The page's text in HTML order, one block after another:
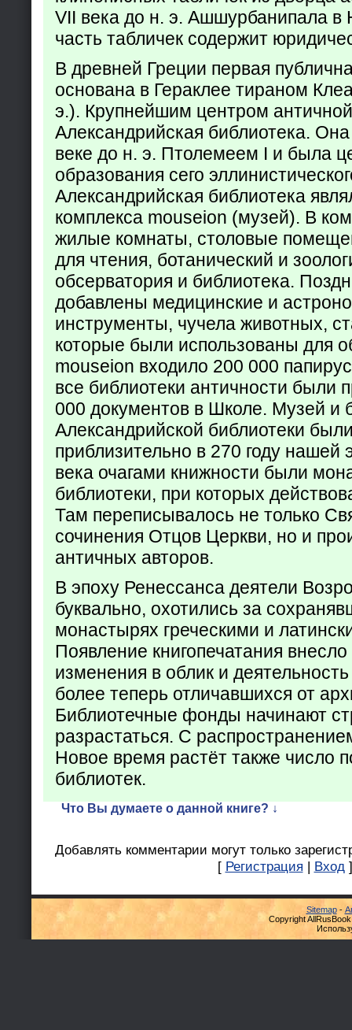
VII века до н. э. Ашшурбанипала в
часть табличек содержит
В древней Греции первая
основана в Гераклее тираном
э.). Крупнейшим центром
Александрийская библиотека.
веке до н. э. Птолемеем I и была
образования сего
Александрийская библиотека
комплекса mouseion (музей). В
жилые комнаты, столовые
для чтения, ботанический и
обсерватория и библиотека.
добавлены медицинские и
инструменты, чучела животных,
которые были использованы для
mouseion входило 200 000
все библиотеки античности были
000 документов в Школе. Музей и
Александрийской библиотеки
приблизительно в 270 году
века очагами книжности были
библиотеки, при которых
Там переписывалось не только
сочинения Отцов Церкви, но и
античных авторов.
В эпоху Ренессанса деятели
буквально, охотились за
монастырях греческими и
Появление книгопечатания
изменения в облик и
более теперь отличавшихся от
Библиотечные фонды начинают
разрастаться. С
Новое время растёт также число
библиотек.
Что Вы думаете о данной книге? ↓
Добавлять комментарии могут только
[ Регистрация | Вход ]
Sitemap-
Copyright